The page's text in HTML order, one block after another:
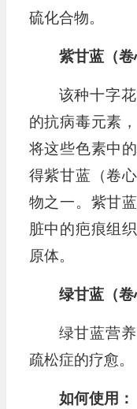
硫化合物。
紫甘蓝（卷
该种十字
的抗病毒元素
将这些色素中
得紫甘蓝（卷
物之一。紫甘
脏中的疤痕组
原体。
绿甘蓝（卷
绿甘蓝营
疏松症的疗愈。
如何使用：